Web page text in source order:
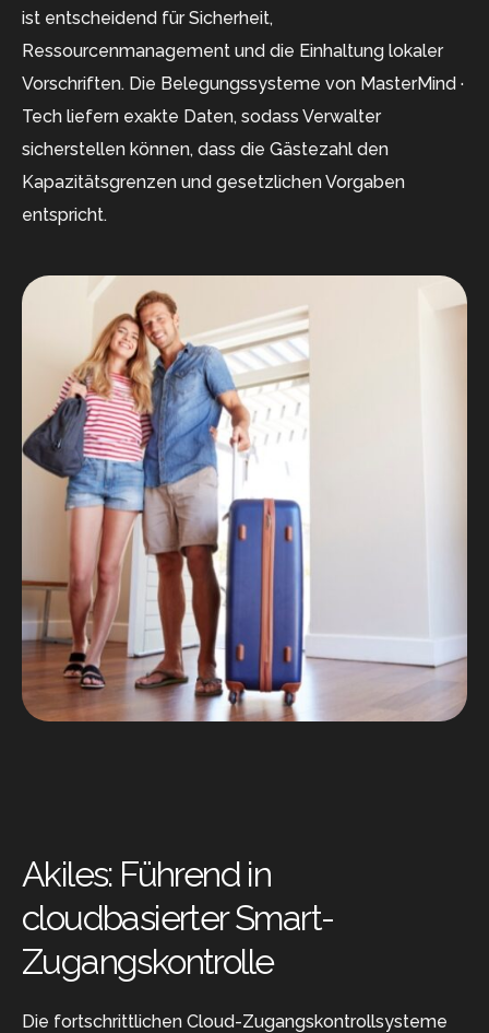
ist entscheidend für Sicherheit,
Ressourcenmanagement und die Einhaltung lokaler
Vorschriften. Die Belegungssysteme von MasterMind ·
Tech liefern exakte Daten, sodass Verwalter
sicherstellen können, dass die Gästezahl den
Kapazitätsgrenzen und gesetzlichen Vorgaben
entspricht.
Akiles: Führend in
cloudbasierter Smart-
Zugangskontrolle
Die fortschrittlichen Cloud-Zugangskontrollsysteme